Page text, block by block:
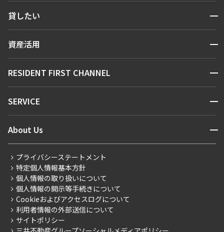
人気エリアから探す
新着情報から探す
新着募集情報
こだわりから探す
こだわり一覧
プレミアムマンション
新築
当社限定（港区・渋谷区）
貸したい 開閉
お問い合わせ
資産活用 開閉
お問い合わせ
RESIDENT FIRST CHANNEL 開閉
マンションレポート
住まいのコラム
SERVICE 開閉
会員ページ
ご入居・提携サービス
お部屋探しからご契約まで
よくあるご質問
社宅紹介
【仲介会社様向け】当社仲介事業部取り扱い物件入居申込
About Us 開閉
会社情報
事業案内
採用情報
ニュースリリース
お問い合わせ
プライバシーステートメント
特定個人情報基本方針
個人情報の取り扱いについて
個人情報の開示等手続きについて
Cookieおよびアクセスログについて
利用者情報の外部送信について
サイトポリシー